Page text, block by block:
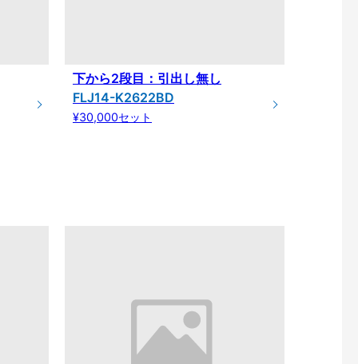
下から2段目：引出し無し
FLJ14-K2622BD
¥30,000セット